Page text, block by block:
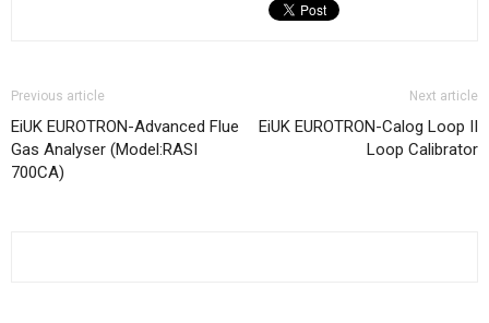
Previous article
EiUK EUROTRON-Advanced Flue
Gas Analyser (Model:RASI
700CA)
Next article
EiUK EUROTRON-Calog Loop II
Loop Calibrator